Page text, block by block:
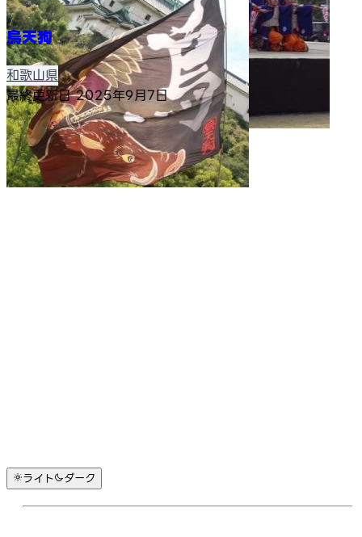
烏天狗
和歌山県
最終更新日2025年9月7日
ライト ダーク